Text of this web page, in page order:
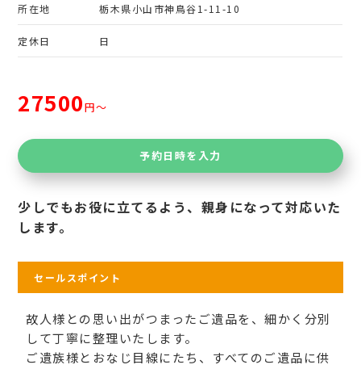
所在地 栃木県小山市神鳥谷1-11-10
定休日 日
27500円〜
予約日時を入力
少しでもお役に立てるよう、親身になって対応いた
します。
セールスポイント
故人様との思い出がつまったご遺品を、細かく分別
して丁寧に整理いたします。
ご遺族様とおなじ目線にたち、すべてのご遺品に供